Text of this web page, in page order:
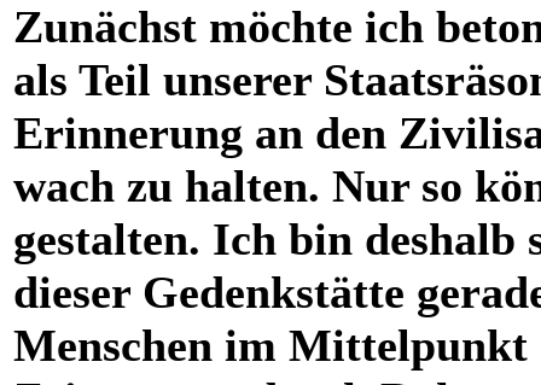
Zunächst möchte ich
als Teil unserer
Erinnerung an den
wach zu halten. Nur so
gestalten. Ich bin deshalb
dieser Gedenkstätte
Menschen im Mittelpunkt